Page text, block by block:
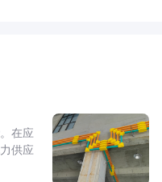
在应
供应